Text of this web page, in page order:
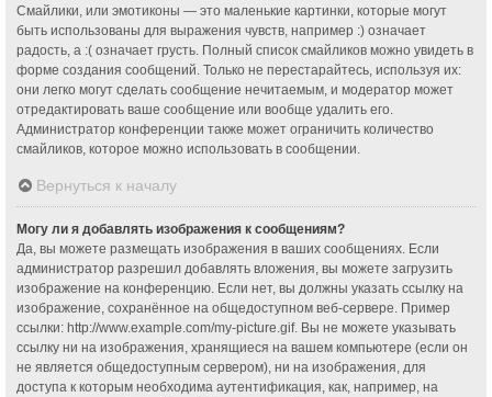
Смайлики, или эмотиконы — это маленькие картинки, которые могут
быть использованы для выражения чувств, например :) означает
радость, а :( означает грусть. Полный список смайликов можно увидеть в
форме создания сообщений. Только не перестарайтесь, используя их:
они легко могут сделать сообщение нечитаемым, и модератор может
отредактировать ваше сообщение или вообще удалить его.
Администратор конференции также может ограничить количество
смайликов, которое можно использовать в сообщении.
Вернуться к началу
Могу ли я добавлять изображения к сообщениям?
Да, вы можете размещать изображения в ваших сообщениях. Если
администратор разрешил добавлять вложения, вы можете загрузить
изображение на конференцию. Если нет, вы должны указать ссылку на
изображение, сохранённое на общедоступном веб-сервере. Пример
ссылки: http://www.example.com/my-picture.gif. Вы не можете указывать
ссылку ни на изображения, хранящиеся на вашем компьютере (если он
не является общедоступным сервером), ни на изображения, для
доступа к которым необходима аутентификация, как, например, на